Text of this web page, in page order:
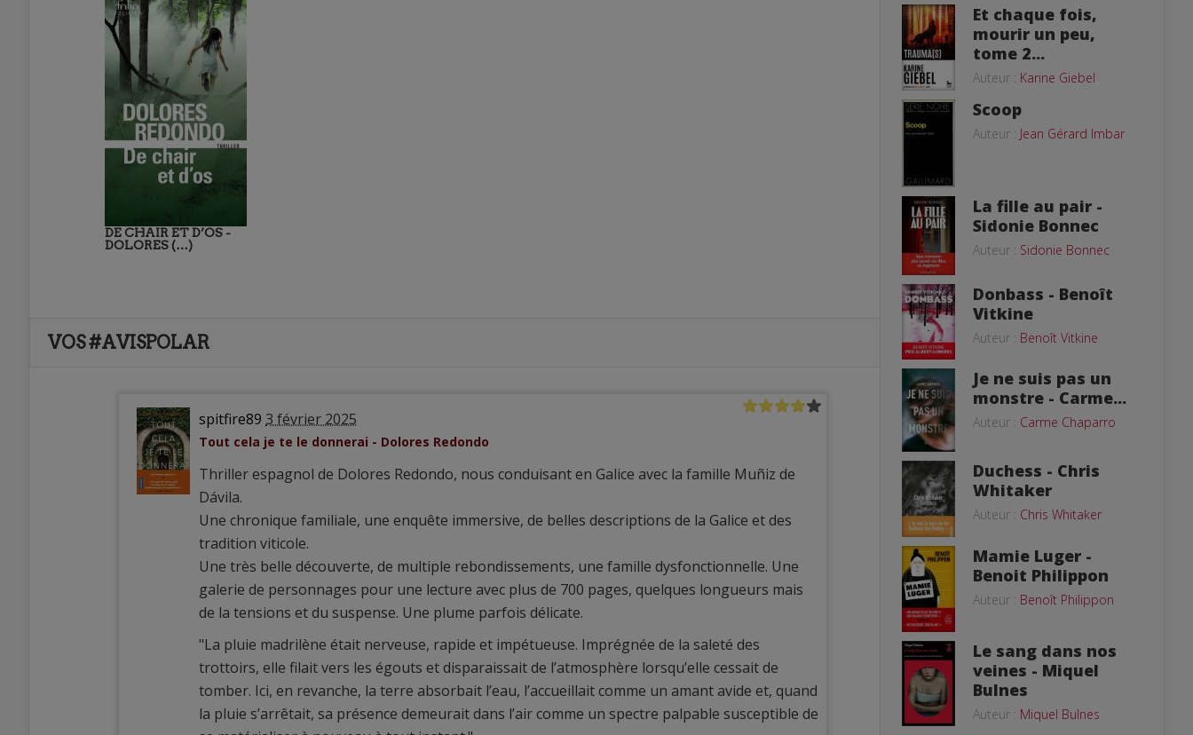
DE CHAIR ET D’OS -
DOLORES (…)
VOS #AVISPOLAR
spitfire89 3 février 2025
Tout cela je te le donnerai - Dolores Redondo
Thriller espagnol de Dolores Redondo, nous conduisant en Galice avec la famille Muñiz de
Dávila.
Une chronique familiale, une enquête immersive, de belles descriptions de la Galice et des
tradition viticole.
Une très belle découverte, de multiple rebondissements, une famille dysfonctionnelle. Une
galerie de personnages pour une lecture avec plus de 700 pages, quelques longueurs mais
de la tensions et du suspense. Une plume parfois délicate.
"La pluie madrilène était nerveuse, rapide et impétueuse. Imprégnée de la saleté des
trottoirs, elle filait vers les égouts et disparaissait de l’atmosphère lorsqu’elle cessait de
tomber. Ici, en revanche, la terre absorbait l’eau, l’accueillait comme un amant avide et, quand
la pluie s’arrêtait, sa présence demeurait dans l’air comme un spectre palpable susceptible de
Et chaque fois,
mourir un peu,
tome 2...
Auteur : Karine Giebel
Scoop
Auteur : Jean Gérard Imbar
La fille au pair -
Sidonie Bonnec
Auteur : Sidonie Bonnec
Donbass - Benoît
Vitkine
Auteur : Benoît Vitkine
Je ne suis pas un
monstre - Carme...
Auteur : Carme Chaparro
Duchess - Chris
Whitaker
Auteur : Chris Whitaker
Mamie Luger -
Benoit Philippon
Auteur : Benoît Philippon
Le sang dans nos
veines - Miquel
Bulnes
Auteur : Miquel Bulnes